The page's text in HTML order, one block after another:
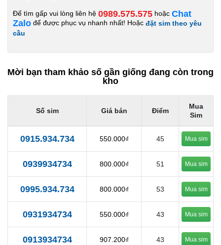
Để tìm gấp vui lòng liên hệ 0989.575.575 hoặc Chat
Zalo để được phục vụ nhanh nhất! Hoặc đặt sim theo yêu
cầu
Mời bạn tham khảo số gần giống đang còn trong
kho
Số sim Giá bán Điểm
Mua
Sim
0915.934.734 550.000₫ 45 Mua sim
0939934734 800.000₫ 51 Mua sim
0995.934.734 800.000₫ 53 Mua sim
0931934734 550.000₫ 43 Mua sim
0913934734 907.200₫ 43 Mua sim